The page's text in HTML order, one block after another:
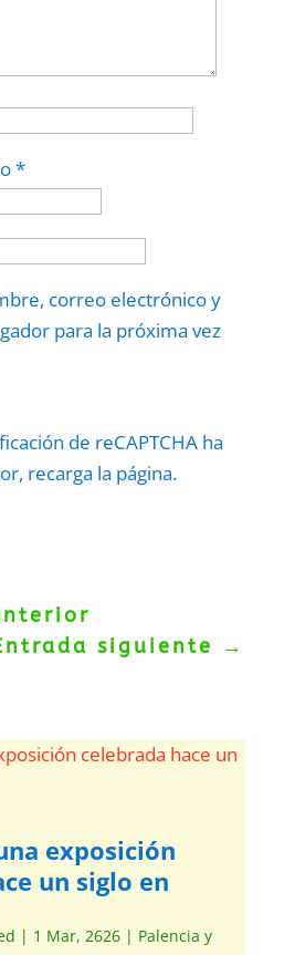
*
correo electrónico y
para la próxima vez
de reCAPTCHA ha
recarga la página.
siguiente
→
exposición
un siglo en
| 1 Mar, 2626| Palencia y